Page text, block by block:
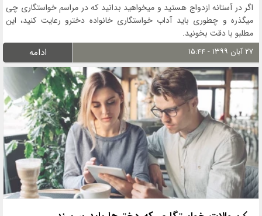
اگر در آستانه ازدواج هستید و میخواهید بدانید که در مراسم خواستگاری چی
میگذره و چطوری باید آداب خواستگاری خانواده دخترو رعایت کنید، این
مطلبو با دقت بخونید.
۲۷ آبان ۱۳۹۹ - ۱۵:۴۴ ادامه